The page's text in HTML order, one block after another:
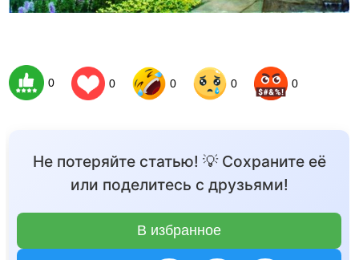
0 0 0 0 0
Не потеряйте статью! 💡 Сохраните её
или поделитесь с друзьями!
В избранное